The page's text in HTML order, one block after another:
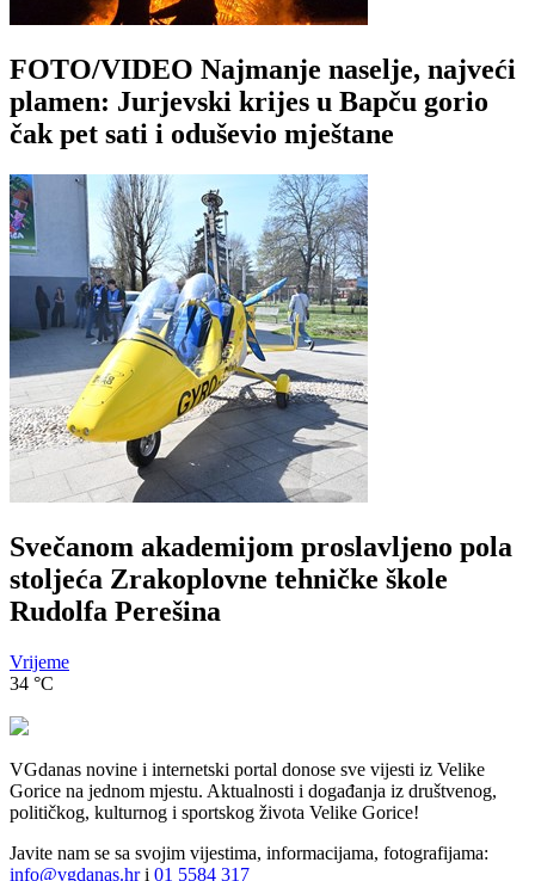
FOTO/VIDEO Najmanje naselje, najveći
plamen: Jurjevski krijes u Bapču gorio
čak pet sati i oduševio mještane
Svečanom akademijom proslavljeno pola
stoljeća Zrakoplovne tehničke škole
Rudolfa Perešina
Vrijeme
34 °C
VGdanas novine i internetski portal donose sve vijesti iz Velike
Gorice na jednom mjestu. Aktualnosti i događanja iz društvenog,
političkog, kulturnog i sportskog života Velike Gorice!
Javite nam se sa svojim vijestima, informacijama, fotografijama:
info@vgdanas.hri 01 5584 317